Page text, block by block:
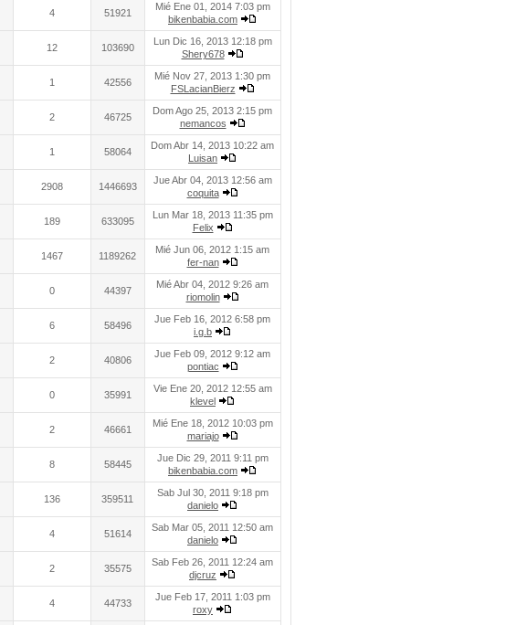
4 51921
Mié Ene 01, 2014 7:03 pm
bikenbabia.com
12 103690
Lun Dic 16, 2013 12:18 pm
Shery678
1 42556
Mié Nov 27, 2013 1:30 pm
FSLacianBierz
2 46725
Dom Ago 25, 2013 2:15 pm
nemancos
1 58064
Dom Abr 14, 2013 10:22 am
Luisan
2908 1446693
Jue Abr 04, 2013 12:56 am
coquita
189 633095
Lun Mar 18, 2013 11:35 pm
Felix
1467 1189262
Mié Jun 06, 2012 1:15 am
fer-nan
0 44397
Mié Abr 04, 2012 9:26 am
riomolin
6 58496
Jue Feb 16, 2012 6:58 pm
i.g.b
2 40806
Jue Feb 09, 2012 9:12 am
pontiac
0 35991
Vie Ene 20, 2012 12:55 am
klevel
2 46661
Mié Ene 18, 2012 10:03 pm
mariajo
8 58445
Jue Dic 29, 2011 9:11 pm
bikenbabia.com
136 359511
Sab Jul 30, 2011 9:18 pm
danielo
4 51614
Sab Mar 05, 2011 12:50 am
danielo
2 35575
Sab Feb 26, 2011 12:24 am
djcruz
4 44733
Jue Feb 17, 2011 1:03 pm
roxy